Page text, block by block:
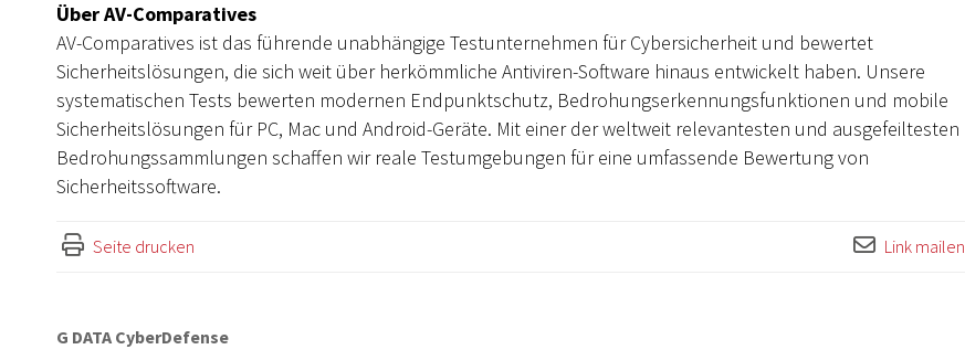
Über AV-Comparatives
AV-Comparatives ist das führende unabhängige Testunternehmen für Cybersicherheit und bewertet
Sicherheitslösungen, die sich weit über herkömmliche Antiviren-Software hinaus entwickelt haben. Unsere
systematischen Tests bewerten modernen Endpunktschutz, Bedrohungserkennungsfunktionen und mobile
Sicherheitslösungen für PC, Mac und Android-Geräte. Mit einer der weltweit relevantesten und ausgefeiltesten
Bedrohungssammlungen schaffen wir reale Testumgebungen für eine umfassende Bewertung von
Sicherheitssoftware.
Seite drucken Link mailen
G DATA CyberDefense